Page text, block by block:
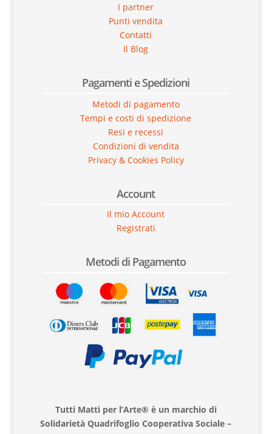
I partner
Punti vendita
Contatti
Il Blog
Pagamenti e Spedizioni
Metodi di pagamento
Tempi e costi di spedizione
Resi e recessi
Condizioni di vendita
Privacy & Cookies Policy
Account
Il mio Account
Registrati
Metodi di Pagamento
Tutti Matti per l’Arte® è un marchio di
Solidarietà Quadrifoglio Cooperativa Sociale –